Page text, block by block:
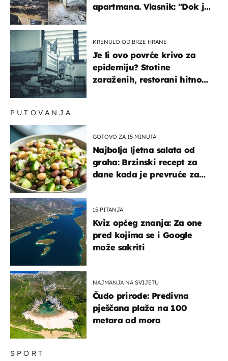
apartmana. Vlasnik: "Dok je
KRENULO OD BRZE HRANE
Je li ovo povrće krivo za
epidemiju? Stotine
zaraženih, restorani hitno
SPORT
PUTOVANJA
GOTOVO ZA 15 MINUTA
Najbolja ljetna salata od
graha: Brzinski recept za
dane kada je prevruće za
15 PITANJA
Kviz općeg znanja: Za one
pred kojima se i Google
može sakriti
NAJMANJA NA SVIJETU
Čudo prirode: Predivna
pješčana plaža na 100
metara od mora